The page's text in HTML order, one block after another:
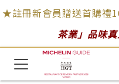
★註冊新會員贈送首購禮
茶業」品味